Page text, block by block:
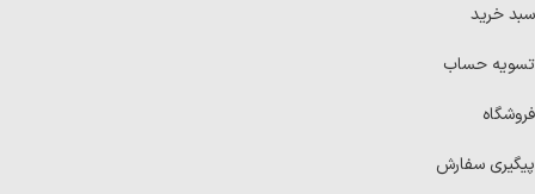
سبد خرید
تسویه حساب
فروشگاه
پیگیری سفارش